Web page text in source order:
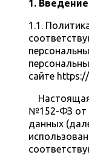
1. Введение
1.1.
сайте
Настоящая
№152-ФЗ от
данных